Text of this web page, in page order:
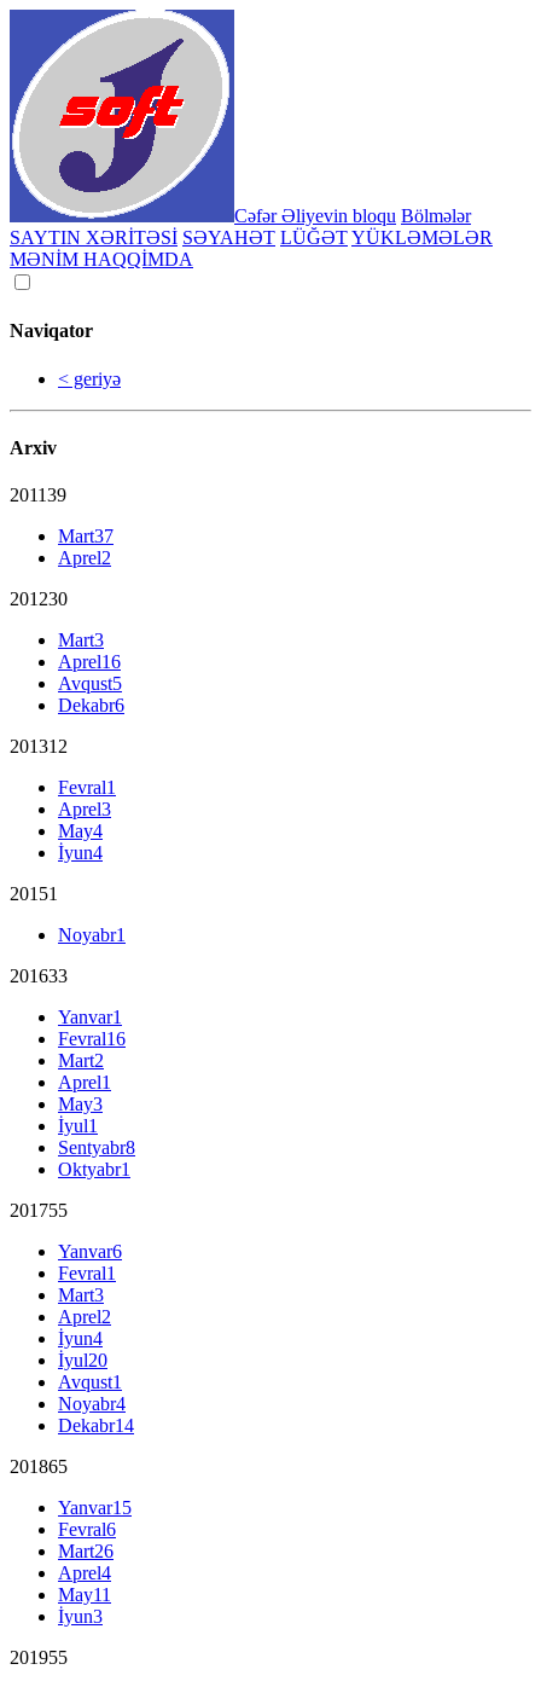
Cəfər Əliyevin bloqu Bölmələr
SAYTIN XƏRİTƏSİ SƏYAHƏT LÜĞƏTYÜKLƏMƏLƏR
MƏNİM HAQQİMDA
Naviqator
< geriyə
Arxiv
201139
Mart37
Aprel2
201230
Mart3
Aprel16
Avqust5
Dekabr6
201312
Fevral1
Aprel3
May4
İyun4
20151
Noyabr1
201633
Yanvar1
Fevral16
Mart2
Aprel1
May3
İyul1
Sentyabr8
Oktyabr1
201755
Yanvar6
Fevral1
Mart3
Aprel2
İyun4
İyul20
Avqust1
Noyabr4
Dekabr14
201865
Yanvar15
Fevral6
Mart26
Aprel4
May11
İyun3
201955